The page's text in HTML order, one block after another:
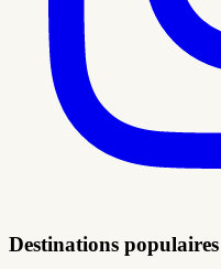
Destinations populaires